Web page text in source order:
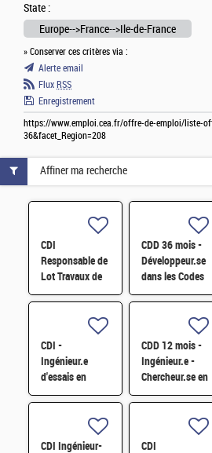
State :
Europe-->France-->Ile-de-France
» Conserver ces critères via :
Alerte email
Flux RSS
Enregistrement
https://www.emploi.cea.fr/offre-de-emploi/liste-
36&facet_Region=208
CDI
Responsable de
Lot Travaux de
Démantèlement
CDD 36 mois -
Développeur.se
dans les Codes
de Traitement
Nucléaires et
Monte-Carlo H/F
CDI -
Ingénieur.e
d'essais en
mécanique
CDD 12 mois -
Ingénieur.e -
Chercheur.se en
Matériaux et
CDI Ingénieur-
CDI
Affiner ma recherche